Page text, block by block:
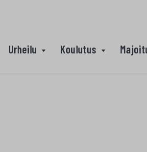
Urheilu Koulutus